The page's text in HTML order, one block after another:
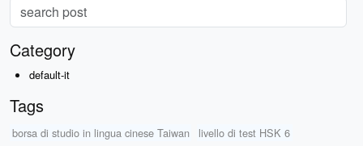
Category
default-it
Tags
borsa di studio in lingua cinese Taiwan livello di test HSK 6